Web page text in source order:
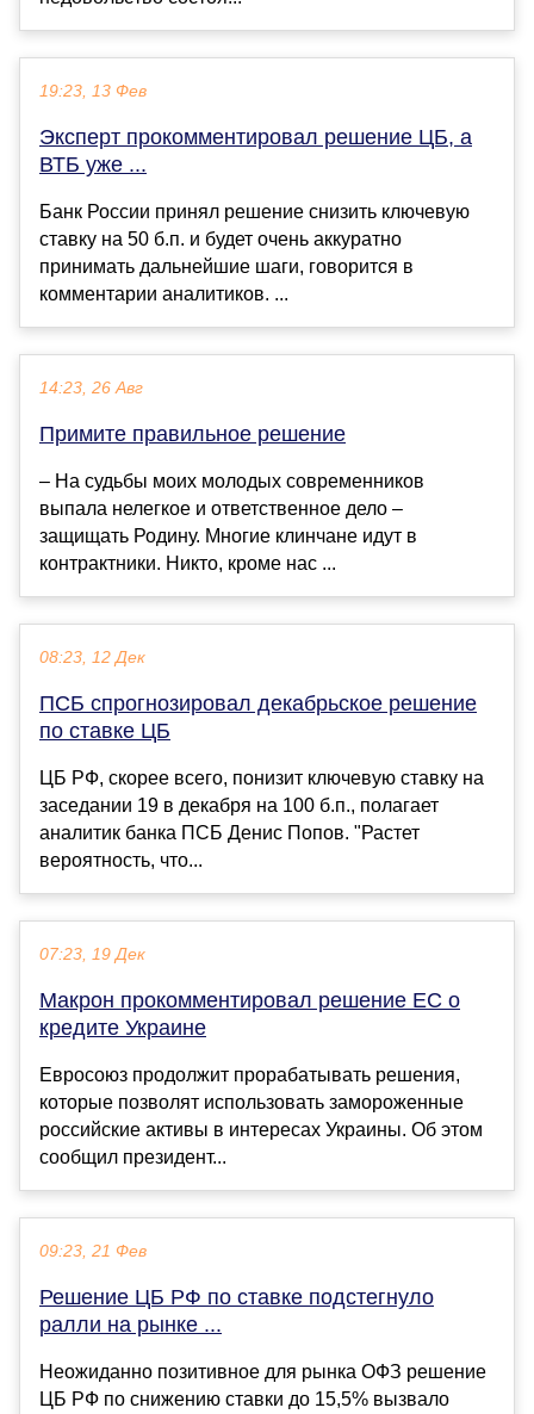
19:23, 13 Фев
Эксперт прокомментировал решение ЦБ, а
ВТБ уже ...
Банк России принял решение снизить ключевую
ставку на 50 б.п. и будет очень аккуратно
принимать дальнейшие шаги, говорится в
комментарии аналитиков. ...
14:23, 26 Авг
Примите правильное решение
– На судьбы моих молодых современников
выпала нелегкое и ответственное дело –
защищать Родину. Многие клинчане идут в
контрактники. Никто, кроме нас ...
08:23, 12 Дек
ПСБ спрогнозировал декабрьское решение
по ставке ЦБ
ЦБ РФ, скорее всего, понизит ключевую ставку на
заседании 19 в декабря на 100 б.п., полагает
аналитик банка ПСБ Денис Попов. "Растет
вероятность, что...
07:23, 19 Дек
Макрон прокомментировал решение ЕС о
кредите Украине
Евросоюз продолжит прорабатывать решения,
которые позволят использовать замороженные
российские активы в интересах Украины. Об этом
сообщил президент...
09:23, 21 Фев
Решение ЦБ РФ по ставке подстегнуло
ралли на рынке ...
Неожиданно позитивное для рынка ОФЗ решение
ЦБ РФ по снижению ставки до 15,5% вызвало